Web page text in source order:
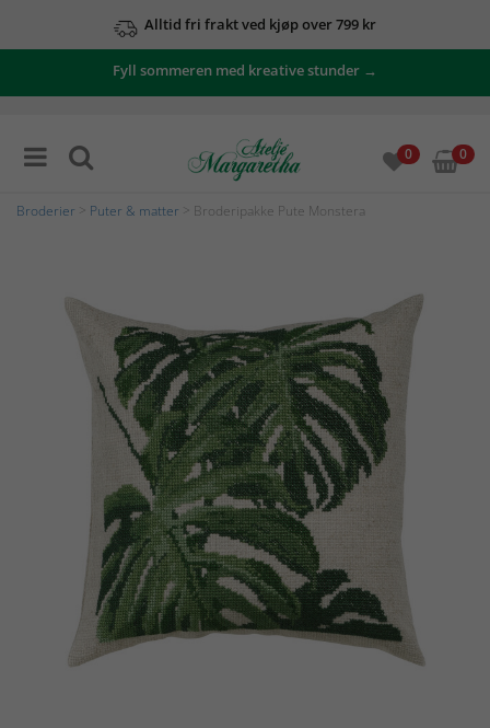
Alltid fri frakt ved kjøp over 799 kr
Fyll sommeren med kreative stunder →
0 0
Broderier Puter & matter > Broderipakke Pute Monstera